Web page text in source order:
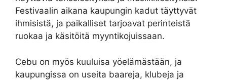
Festivaalin aikana kaupungin kadut täyttyvät
ihmisistä, ja paikalliset tarjoavat perinteistä
ruokaa ja käsitöitä myyntikojuissaan.
Cebu on myös kuuluisa yöelämästään, ja
kaupungissa on useita baareja, klubeja ja